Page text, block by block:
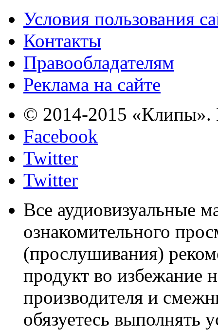
Условия пользования
Контакты
Правообладателям
Реклама на сайте
© 2014-2015 «Клипы».
Facebook
Twitter
Twitter
Все аудиовизуальные
ознакомительного
(прослушивания)
продукт во избежание
производителя и
обязуетесь выполнять